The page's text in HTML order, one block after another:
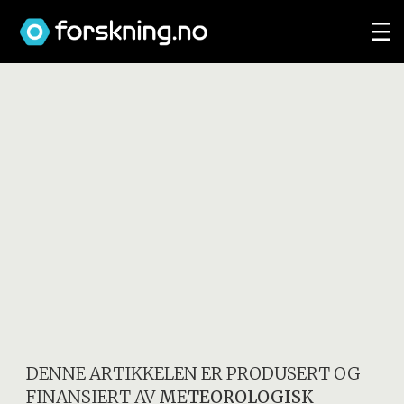
DENNE ARTIKKELEN ER PRODUSERT OG
FINANSIERT AVMETEOROLOGISK